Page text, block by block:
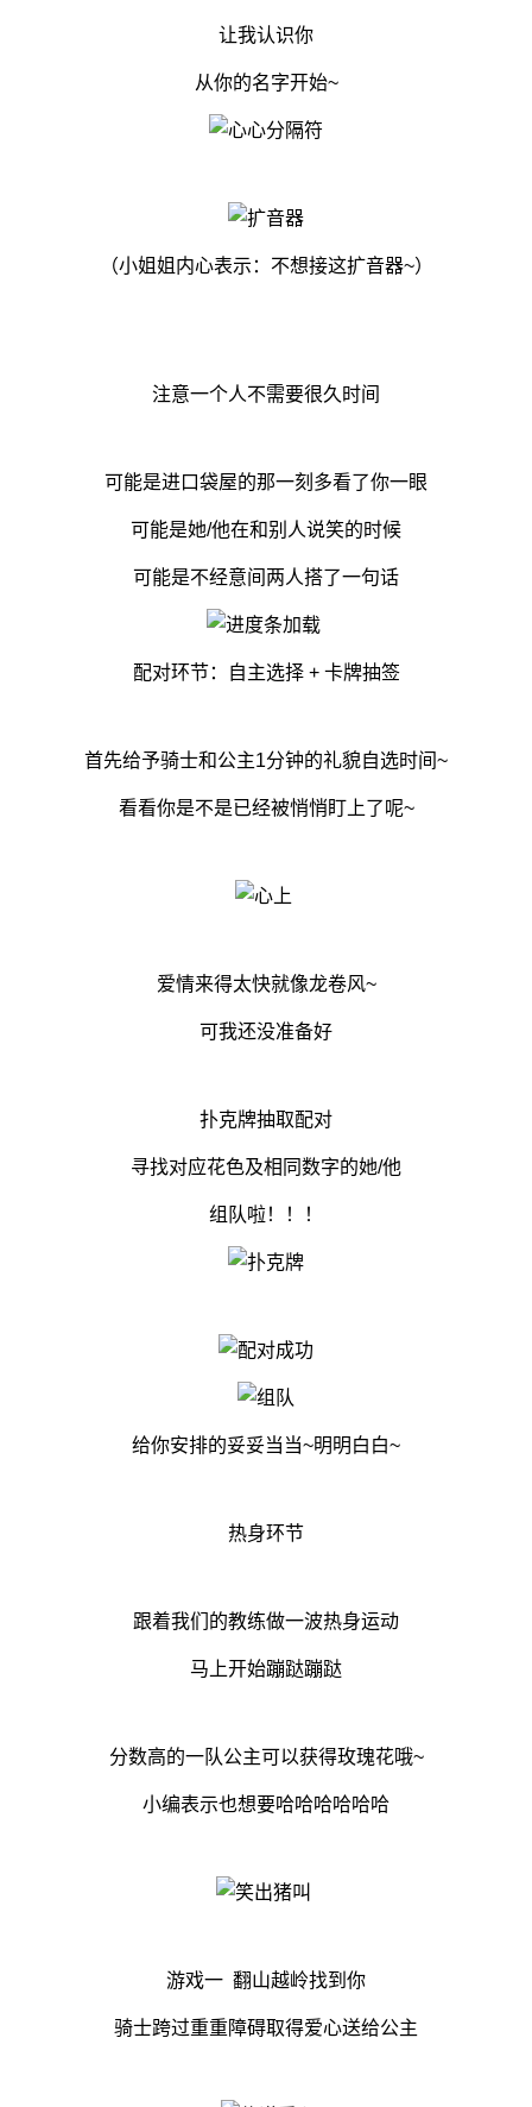
让我认识你
从你的名字开始~
（小姐姐内心表示：不想接这扩音器~）
注意一个人不需要很久时间
可能是进口袋屋的那一刻多看了你一眼
可能是她/他在和别人说笑的时候
可能是不经意间两人搭了一句话
配对环节：自主选择 + 卡牌抽签
首先给予骑士和公主1分钟的礼貌自选时间~
看看你是不是已经被悄悄盯上了呢~
爱情来得太快就像龙卷风~
可我还没准备好
扑克牌抽取配对
寻找对应花色及相同数字的她/他
组队啦！！！
给你安排的妥妥当当~明明白白~
热身环节
跟着我们的教练做一波热身运动
马上开始蹦跶蹦跶
分数高的一队公主可以获得玫瑰花哦~
小编表示也想要哈哈哈哈哈哈
游戏一 翻山越岭找到你
骑士跨过重重障碍取得爱心送给公主